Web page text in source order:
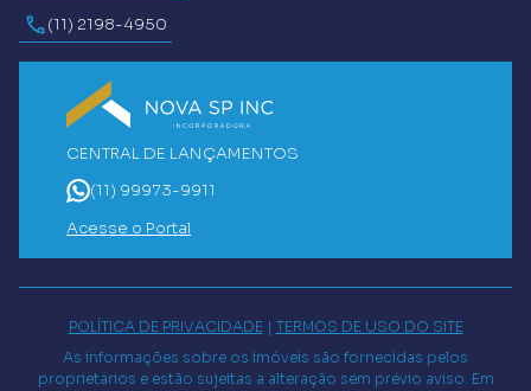
(11) 2198-4950
CENTRAL DE LANÇAMENTOS
(11) 99973-9911
Acesse o Portal
POLÍTICA DE PRIVACIDADE | TERMOS DE USO DO SITE
As informações sobre os imóveis são fornecidas pelos
proprietários e estão sujeitas a alteração sem prévio aviso. Em